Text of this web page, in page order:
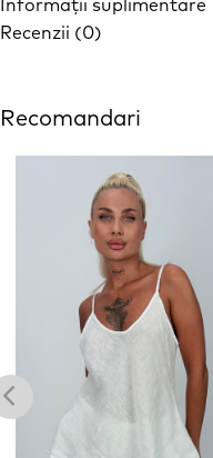
Informații suplimentare
Recenzii (0)
Recomandari